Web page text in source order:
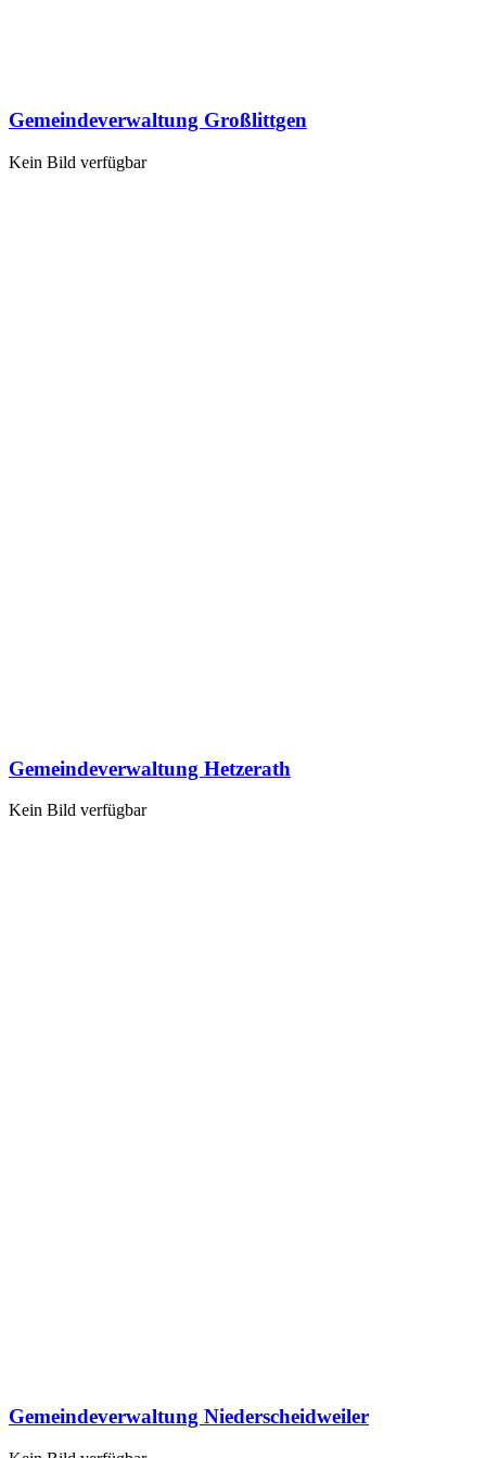
Gemeindeverwaltung Großlittgen
Kein Bild verfügbar
Gemeindeverwaltung Hetzerath
Kein Bild verfügbar
Gemeindeverwaltung Niederscheidweiler